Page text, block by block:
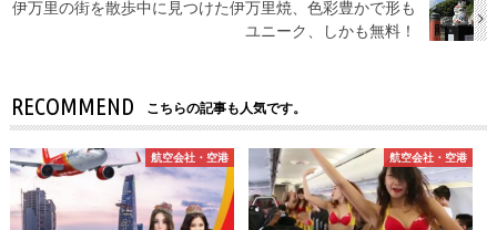
伊万里の街を散歩中に見つけた伊万里焼、色彩豊かで形も
ユニーク、しかも無料！
RECOMMEND こちらの記事も人気です。
航空会社・空港 航空会社・空港